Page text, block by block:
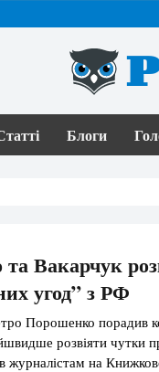
Блоги
Вакарчук
угод” з РФ
Порошенко порадив
розвіяти чутки
журналістам на